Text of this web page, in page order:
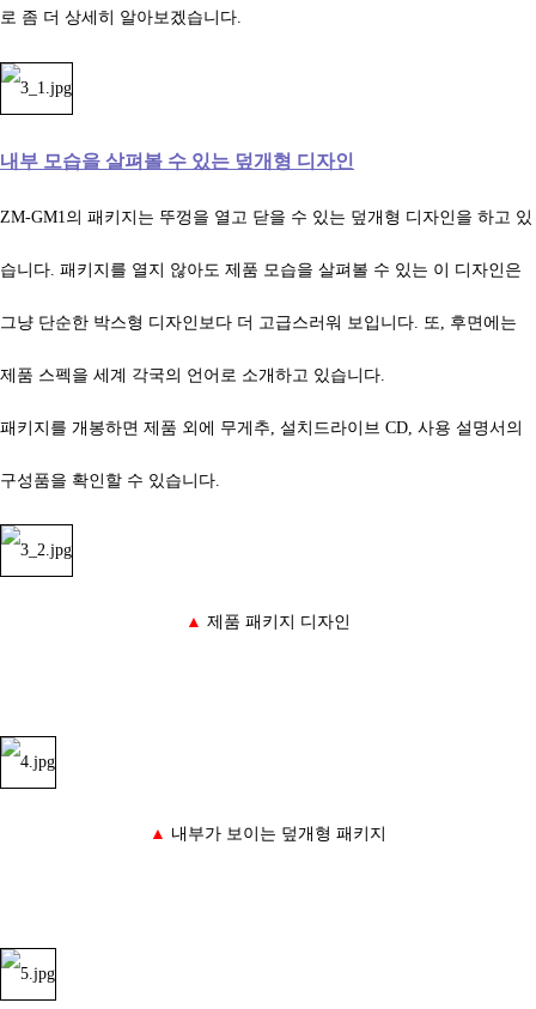
로 좀 더 상세히 알아보겠습니다.
내부 모습을 살펴볼 수 있는 덮개형 디자인
ZM-GM1의 패키지는 뚜껑을 열고 닫을 수 있는 덮개형 디자인을 하고 있
습니다. 패키지를 열지 않아도 제품 모습을 살펴볼 수 있는 이 디자인은
그냥 단순한 박스형 디자인보다 더 고급스러워 보입니다. 또, 후면에는
제품 스펙을 세계 각국의 언어로 소개하고 있습니다.
패키지를 개봉하면 제품 외에 무게추, 설치드라이브 CD, 사용 설명서의
구성품을 확인할 수 있습니다.
▲ 제품 패키지 디자인
▲ 내부가 보이는 덮개형 패키지